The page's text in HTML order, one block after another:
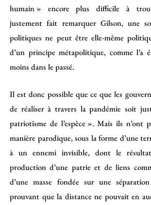
humain » encore plus difficile à
justement fait remarquer Gilson, une
politiques ne peut être elle-même
d’un principe métapolitique, comme l’a
moins dans le passé.
Il est donc possible que ce que les
de réaliser à travers la pandémie soit
patriotisme de l’espèce ». Mais ils n’ont
manière parodique, sous la forme d’une
à un ennemi invisible, dont le
production d’une patrie et de liens
d’une masse fondée sur une
prouvant que la distance ne pouvait en